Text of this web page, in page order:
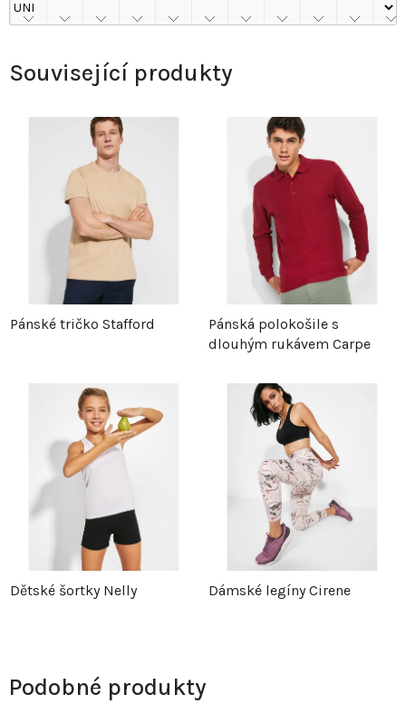
Související produkty
Pánské tričko Stafford
Pánská polokošile s
dlouhým rukávem Carpe
Dětské šortky Nelly Dámské legíny Cirene
Podobné produkty